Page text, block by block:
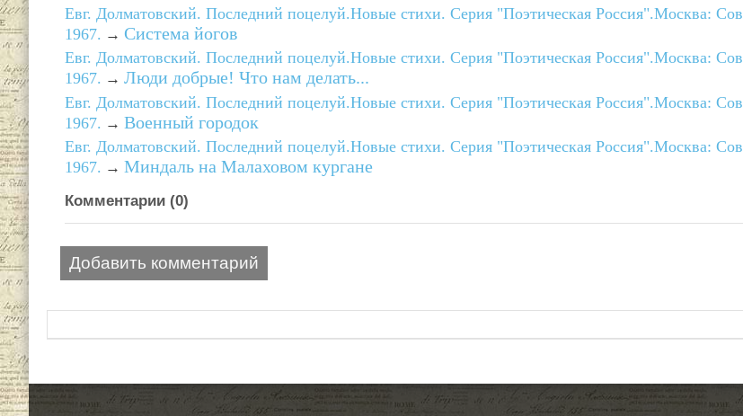
Евг. Долматовский. Последний поцелуй.Новые стихи. Серия "Поэтическая Россия".Москва:
1967. → Система йогов
Евг. Долматовский. Последний поцелуй.Новые стихи. Серия "Поэтическая Россия".Москва:
1967. → Люди добрые! Что нам делать...
Евг. Долматовский. Последний поцелуй.Новые стихи. Серия "Поэтическая Россия".Москва:
1967. → Военный городок
Евг. Долматовский. Последний поцелуй.Новые стихи. Серия "Поэтическая Россия".Москва:
1967. → Миндаль на Малаховом кургане
Комментарии (0)
Добавить комментарий